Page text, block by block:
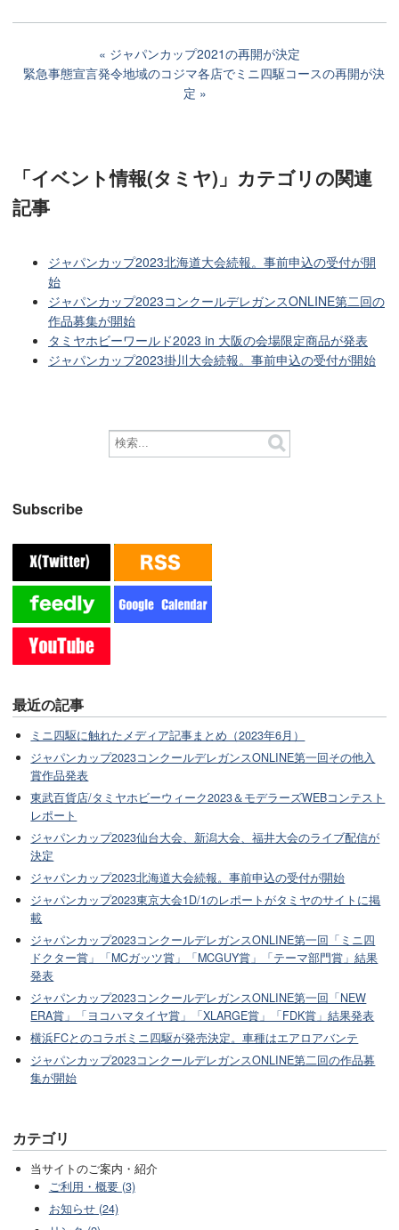
ジャパンカップ2021の再開が決定
緊急事態宣言発令地域のコジマ各店でミニ四駆コースの再開が決
定
「イベント情報(タミヤ)」カテゴリの関連
記事
ジャパンカップ2023北海道大会続報。事前申込の受付が開
始
ジャパンカップ2023コンクールデレガンスONLINE第二回の
作品募集が開始
タミヤホビーワールド2023 in 大阪の会場限定商品が発表
ジャパンカップ2023掛川大会続報。事前申込の受付が開始
Subscribe
最近の記事
ミニ四駆に触れたメディア記事まとめ（2023年6月）
ジャパンカップ2023コンクールデレガンスONLINE第一回その他入
賞作品発表
東武百貨店/タミヤホビーウィーク2023＆モデラーズWEBコンテスト
レポート
ジャパンカップ2023仙台大会、新潟大会、福井大会のライブ配信が
決定
ジャパンカップ2023北海道大会続報。事前申込の受付が開始
ジャパンカップ2023東京大会1D/1のレポートがタミヤのサイトに掲
載
ジャパンカップ2023コンクールデレガンスONLINE第一回「ミニ四
ドクター賞」「MCガッツ賞」「MCGUY賞」「テーマ部門賞」結果
発表
ジャパンカップ2023コンクールデレガンスONLINE第一回「NEW
ERA賞」「ヨコハマタイヤ賞」「XLARGE賞」「FDK賞」結果発表
横浜FCとのコラボミニ四駆が発売決定。車種はエアロアバンテ
ジャパンカップ2023コンクールデレガンスONLINE第二回の作品募
集が開始
カテゴリ
当サイトのご案内・紹介
ご利用・概要 (3)
お知らせ (24)